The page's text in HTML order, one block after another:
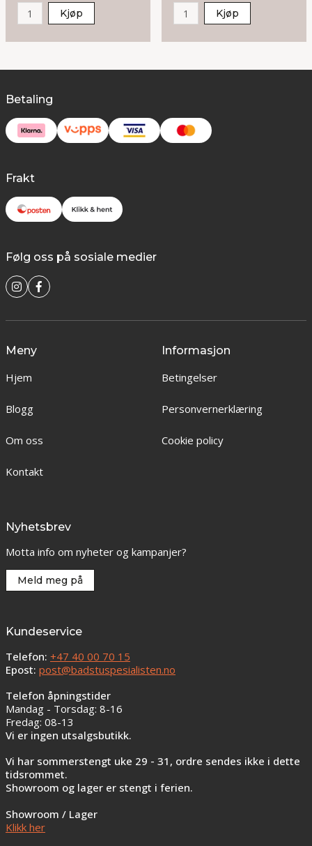
Kjøp Kjøp
Betaling
Frakt
Følg oss på sosiale medier
Meny
Hjem
Blogg
Om oss
Kontakt
Informasjon
Betingelser
Personvernerklæring
Cookie policy
Nyhetsbrev
Motta info om nyheter og kampanjer?
Meld meg på
Kundeservice
Telefon: +47 40 00 70 15
Epost: post@badstuspesialisten.no
Telefon åpningstider
Mandag - Torsdag: 8-16
Fredag: 08-13
Vi er ingen utsalgsbutikk.
Vi har sommerstengt uke 29 - 31, ordre sendes ikke i dette
tidsrommet.
Showroom og lager er stengt i ferien.
Showroom / Lager
Klikk her